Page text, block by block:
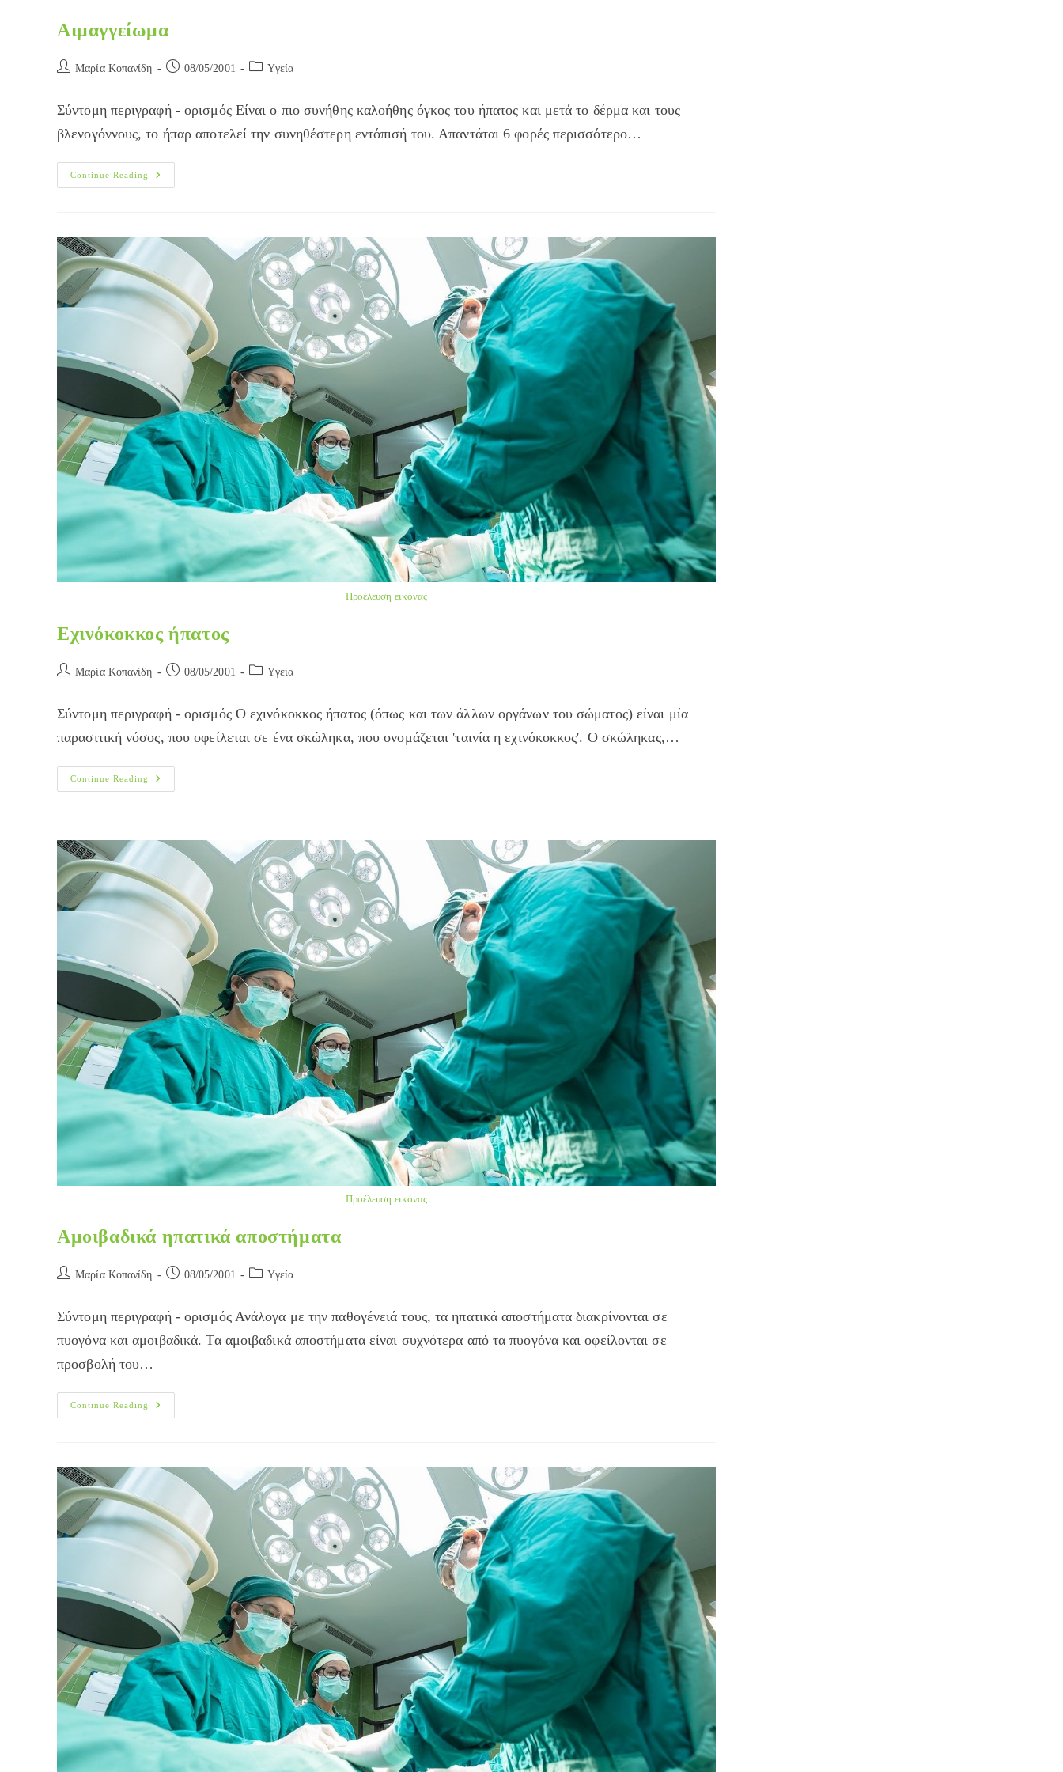
Αιμαγγείωμα
PostΜαρία Κοπανίδη
Post08/05/2001
PostYγεία
Σύντομη περιγραφή - ορισμός Είναι ο πιο συνήθης καλοήθης όγκος του ήπατος και μετά το δέρμα και τους
βλενογόννους, το ήπαρ αποτελεί την συνηθέστερη εντόπισή του. Απαντάται 6 φορές περισσότερο…
Continue Reading Αιμαγγείωμα
Προέλευση εικόνας
Εχινόκοκκος ήπατος
PostΜαρία Κοπανίδη
Post08/05/2001
PostYγεία
Σύντομη περιγραφή - ορισμός Ο εχινόκοκκος ήπατος (όπως και των άλλων οργάνων του σώματος) είναι μία
παρασιτική νόσος, που οφείλεται σε ένα σκώληκα, που ονομάζεται 'ταινία η εχινόκοκκος'. Ο σκώληκας,…
Continue Reading
Εχινόκοκκος
Ήπατος
Προέλευση εικόνας
Αμοιβαδικά ηπατικά αποστήματα
PostΜαρία Κοπανίδη
Post08/05/2001
PostYγεία
Σύντομη περιγραφή - ορισμός Ανάλογα με την παθογένειά τους, τα ηπατικά αποστήματα διακρίνονται σε
πυογόνα και αμοιβαδικά. Τα αμοιβαδικά αποστήματα είναι συχνότερα από τα πυογόνα και οφείλονται σε
προσβολή του…
Continue Reading
Αμοιβαδικά
Ηπατικά